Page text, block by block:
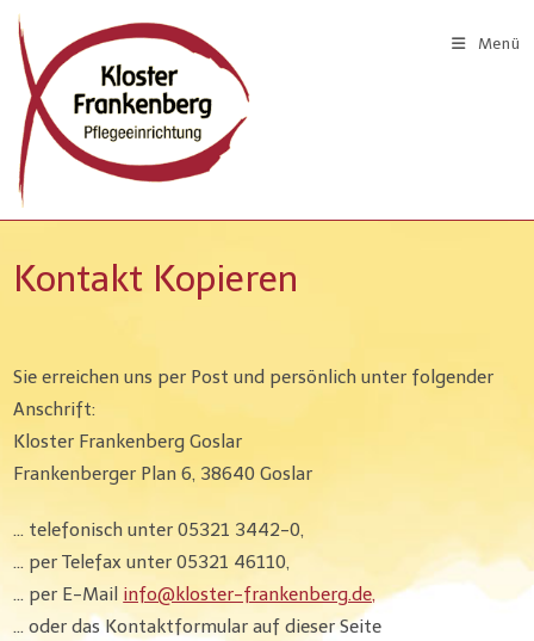
Zum
Inhalt
springen
Menü
Kontakt Kopieren
Sie erreichen uns per Post und persönlich unter folgender
Anschrift:
Kloster Frankenberg Goslar
Frankenberger Plan 6, 38640 Goslar
… telefonisch unter 05321 3442-0,
… per Telefax unter 05321 46110,
… per E-Mail info@kloster-frankenberg.de,
… oder das Kontaktformular auf dieser Seite